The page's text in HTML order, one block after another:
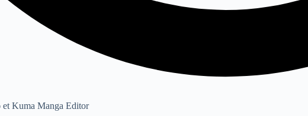
Kuma Manga Editor